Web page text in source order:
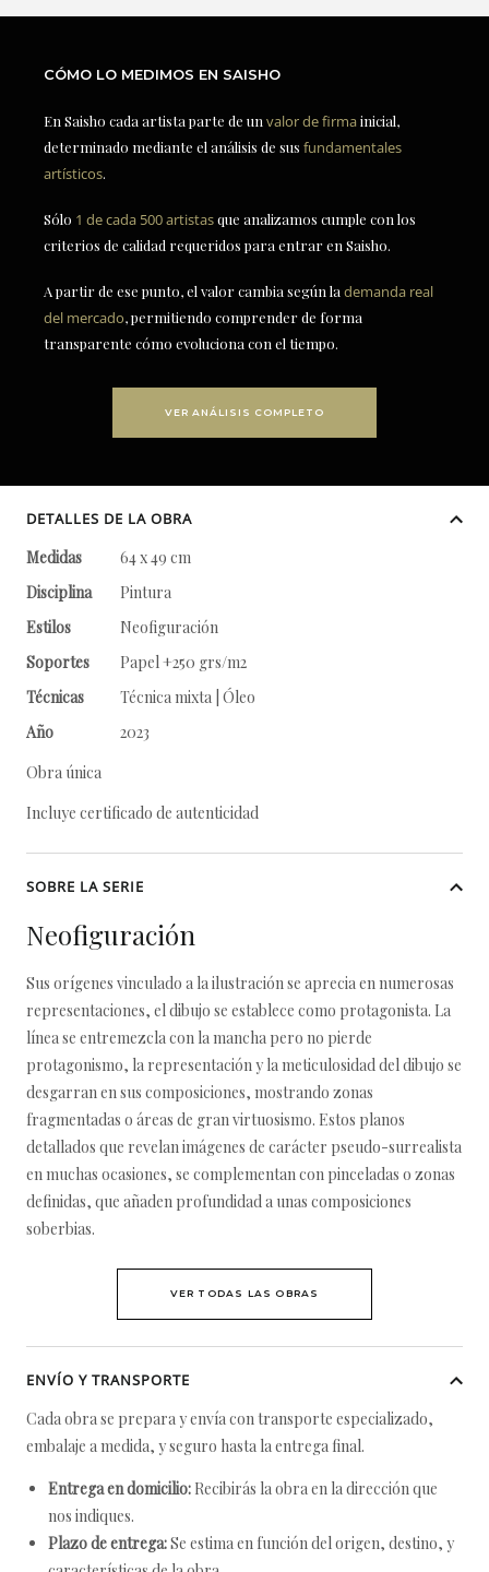
CÓMO LO MEDIMOS EN SAISHO
En Saisho cada artista parte de un valor de firmainicial,
determinado mediante el análisis de sus fundamentales
artísticos.
Sólo 1 de cada 500 artistasque analizamos cumple con los
criterios de calidad requeridos para entrar en Saisho.
A partir de ese punto, el valor cambia según la demanda real
del mercado, permitiendo comprender de forma
transparente cómo evoluciona con el tiempo.
VER ANÁLISIS COMPLETO
DETALLES DE LA OBRA
Medidas
64 x 49 cm
Disciplina
Pintura
Estilos
Neofiguración
Soportes
Papel +250 grs/m2
Técnicas
Técnica mixta | Óleo
Año
2023
Obra única
Incluye certificado de autenticidad
SOBRE LA SERIE
Neofiguración
Sus orígenes vinculado a la ilustración se aprecia en numerosas
representaciones, el dibujo se establece como protagonista. La
línea se entremezcla con la mancha pero no pierde
protagonismo, la representación y la meticulosidad del dibujo se
desgarran en sus composiciones, mostrando zonas
fragmentadas o áreas de gran virtuosismo. Estos planos
detallados que revelan imágenes de carácter pseudo-surrealista
en muchas ocasiones, se complementan con pinceladas o zonas
definidas, que añaden profundidad a unas composiciones
soberbias.
VER TODAS LAS OBRAS
ENVÍO Y TRANSPORTE
Cada obra se prepara y envía con transporte especializado,
embalaje a medida, y seguro hasta la entrega final.
Entrega en domicilio: Recibirás la obra en la dirección que
nos indiques.
Plazo de entrega:Se estima en función del origen, destino, y